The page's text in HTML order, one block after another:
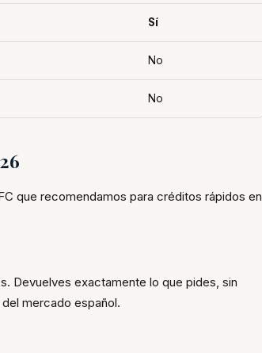
Sí
No
No
que recomendamos para créditos rápidos en
Devuelves exactamente lo que pides, sin
mercado español.